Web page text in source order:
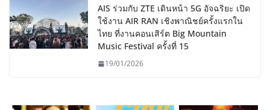
AIS ร่วมกับ ZTE เดินหน้า 5G อัจฉริยะ เปิด
ใช้งาน AIR RAN เชิงพาณิชย์ครั้งแรกใน
ไทย ที่งานคอนเสิร์ต Big Mountain
Music Festival ครั้งที่ 15
19/01/2026